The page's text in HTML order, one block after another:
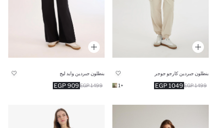
بنطلون جبردين كارجو جوجر
1049 EGP 1499 EGP
+1
بنطلون جبردين وايد ليج
909 EGP 1499 EGP